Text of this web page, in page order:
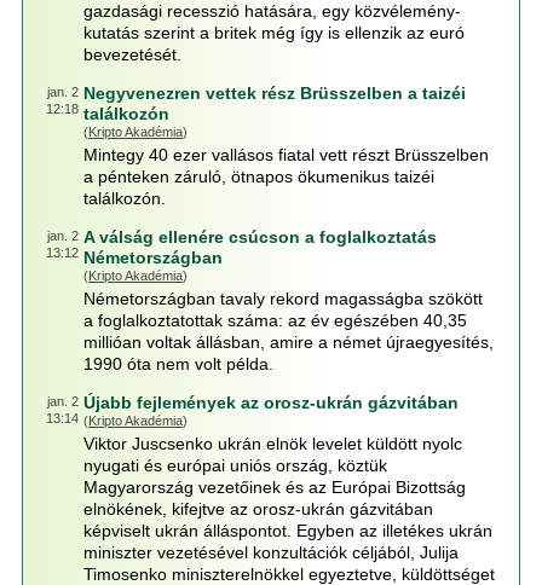
gazdasági recesszió hatására, egy közvélemény-
kutatás szerint a britek még így is ellenzik az euró
bevezetését.
jan. 2
12:18
Negyvenezren vettek rész Brüsszelben a taizéi
találkozón
(Kripto Akadémia)
Mintegy 40 ezer vallásos fiatal vett részt Brüsszelben
a pénteken záruló, ötnapos ökumenikus taizéi
találkozón.
jan. 2
13:12
A válság ellenére csúcson a foglalkoztatás
Németországban
(Kripto Akadémia)
Németországban tavaly rekord magasságba szökött
a foglalkoztatottak száma: az év egészében 40,35
millióan voltak állásban, amire a német újraegyesítés,
1990 óta nem volt példa.
jan. 2
13:14
Újabb fejlemények az orosz-ukrán gázvitában
(Kripto Akadémia)
Viktor Juscsenko ukrán elnök levelet küldött nyolc
nyugati és európai uniós ország, köztük
Magyarország vezetőinek és az Európai Bizottság
elnökének, kifejtve az orosz-ukrán gázvitában
képviselt ukrán álláspontot. Egyben az illetékes ukrán
miniszter vezetésével konzultációk céljából, Julija
Timosenko miniszterelnökkel egyeztetve, küldöttséget